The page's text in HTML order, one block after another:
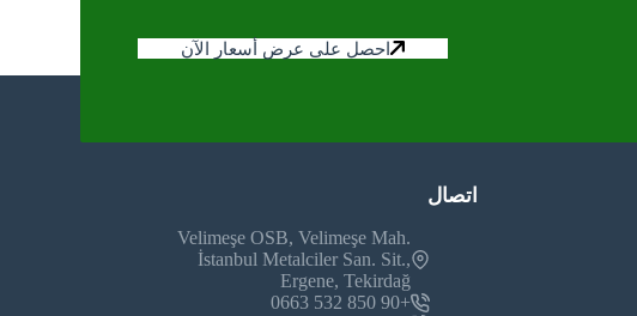
احصل على عرض أسعار الآن
اتصال
Velimeşe OSB, Velimeşe Mah.
İstanbul Metalciler San. Sit.,
Ergene, Tekirdağ
+90 850 532 0663